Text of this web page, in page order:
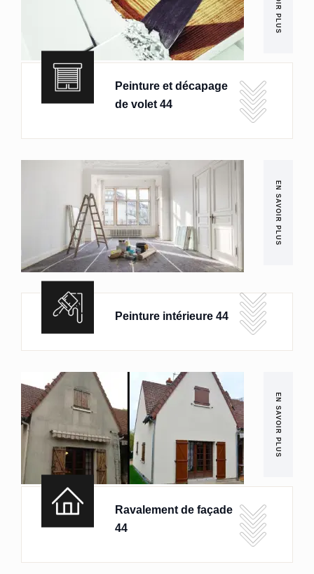
Peinture et décapage
de volet 44
EN SAVOIR PLUS
Peinture intérieure 44
EN SAVOIR PLUS
Ravalement de façade
44